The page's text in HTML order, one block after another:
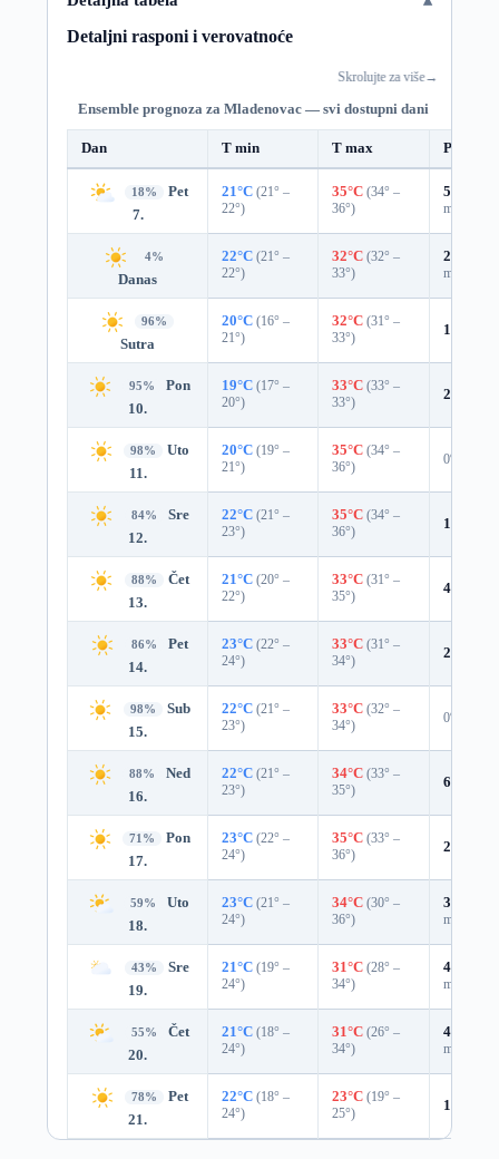
Detaljni rasponi i verovatnoće
Skrolujte za više→
Ensemble prognoza za Mladenovac — svi dostupni dani
Dan T min T max
18%
Pet
7.
21°C (21° –
22°)
35°C (34° –
36°)
51%
mm)
4%
Danas
22°C (21° –
22°)
32°C (32° –
33°)
26%
mm)
96%
Sutra
20°C (16° –
21°)
32°C (31° –
33°)
1%
95%
Pon
10.
19°C (17° –
20°)
33°C (33° –
33°)
2%
98%
Uto
11.
20°C (19° –
21°)
35°C (34° –
36°)
0%
84%
Sre
12.
22°C (21° –
23°)
35°C (34° –
36°)
10%
88%
Čet
13.
21°C (20° –
22°)
33°C (31° –
35°)
4%
86%
Pet
14.
23°C (22° –
24°)
33°C (31° –
34°)
2%
98%
Sub
15.
22°C (21° –
23°)
33°C (32° –
34°)
0%
88%
Ned
16.
22°C (21° –
23°)
34°C (33° –
35°)
6%
71%
Pon
17.
23°C (22° –
24°)
35°C (33° –
36°)
22%
59%
Uto
18.
23°C (21° –
24°)
34°C (30° –
36°)
37%
mm)
43%
Sre
19.
21°C (19° –
24°)
31°C (28° –
34°)
47%
mm)
55%
Čet
20.
21°C (18° –
24°)
31°C (26° –
34°)
43%
mm)
78%
Pet
21.
22°C (18° –
24°)
23°C (19° –
25°)
16%